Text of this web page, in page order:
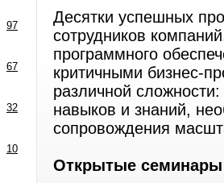
97
67
32
10
Десятки успешных
сотрудников
программного
критичными бизнес-
различной
навыков и знаний,
сопровождения
Открытые семинары